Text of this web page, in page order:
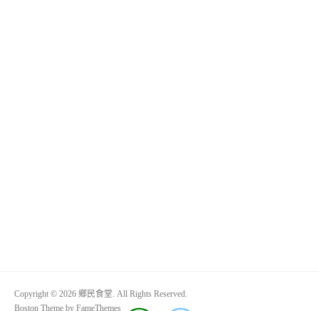
Copyright © 2026 鄉民食堂. All Rights Reserved.
Boston Theme by FameThemes